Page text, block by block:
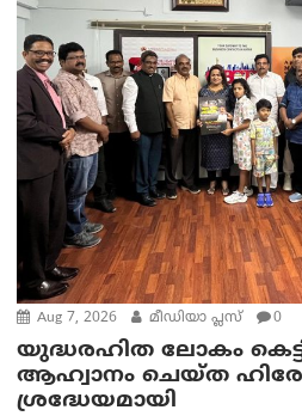
Aug 7, 2026 മീഡിയാ പ്ലസ് 0
യുദ്ധരഹിത ലോകം
ആഹ്വാനം ചെയ്ത
ശ്രദ്ധേയമായി